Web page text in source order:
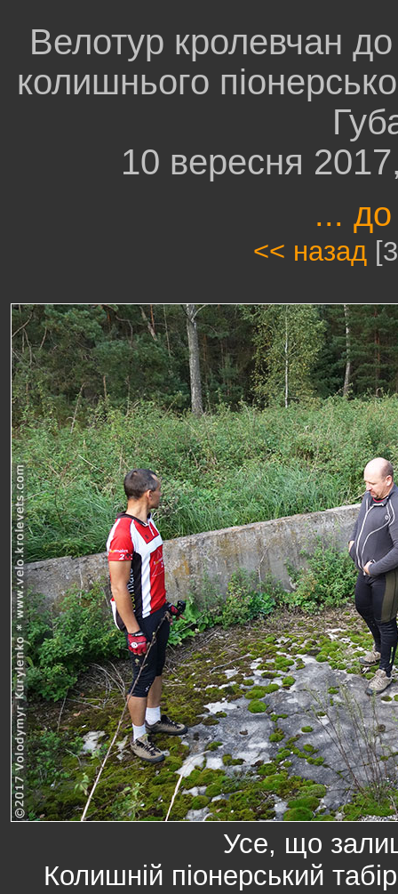
Велотур кролевчан
колишнього
10 вересня
... до
<< назад
Усе, що
Колишній піонерський